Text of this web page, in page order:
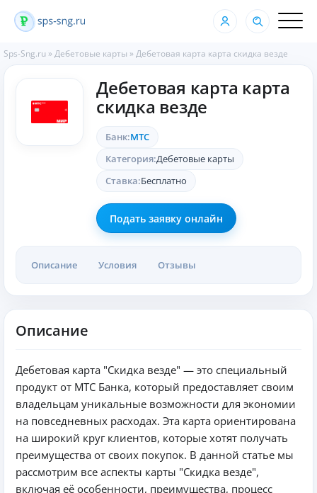
Sps-Sng.ru »Дебетовые карты »Дебетовая карта карта скидка везде
Дебетовая карта карта
скидка везде
Банк:МТС
Категория:Дебетовые карты
Ставка:Бесплатно
Подать заявку онлайн
Описание Условия Отзывы
Описание
Дебетовая карта "Скидка везде" — это специальный
продукт от МТС Банка, который предоставляет своим
владельцам уникальные возможности для экономии
на повседневных расходах. Эта карта ориентирована
на широкий круг клиентов, которые хотят получать
преимущества от своих покупок. В данной статье мы
рассмотрим все аспекты карты "Скидка везде",
включая её особенности, преимущества, процесс